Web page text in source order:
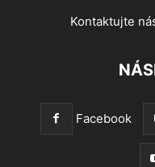
Kontaktujte
Facebook